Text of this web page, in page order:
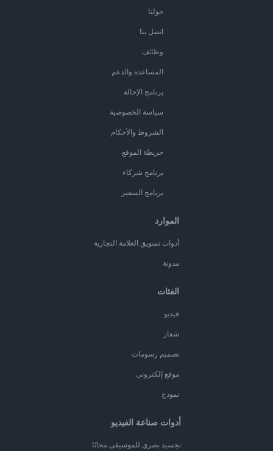
حولنا
اتصل بنا
وظائف
المساعدة والدعم
برنامج الإحالة
سياسة الخصوصية
الشروط والأحكام
خريطة الموقع
برنامج شركاء
برنامج السفير
الموارد
أدوات تسويق العلامة التجارية
مدونة
الفئات
فيديو
شعار
تصميم رسومات
موقع إلكتروني
نموذج
أدوات صناعة الفيديو
تجسيد بصري للموسيقى مجانًا